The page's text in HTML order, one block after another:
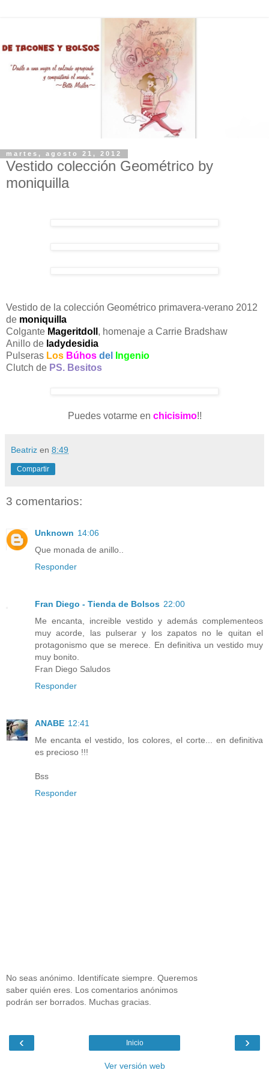
martes, agosto 21, 2012
Vestido colección Geométrico by
moniquilla
Vestido de la colección Geométrico primavera-verano 2012
de moniquilla
Colgante Mageritdoll , homenaje a Carrie Bradshaw
Anillo de ladydesidia
Pulseras Los Búhos del
Ingenio
Clutch de PS. Besitos
Puedes votarme en chicisimo!!
Beatriz en 8:49
Compartir
3 comentarios:
Unknown 14:06
Que monada de anillo..
Responder
Fran Diego - Tienda de Bolsos 22:00
Me encanta, increible vestido y además complementeos
muy acorde, las pulserar y los zapatos no le quitan el
protagonismo que se merece. En definitiva un vestido muy
muy bonito.
Fran Diego Saludos
Responder
ANABE 12:41
Me encanta el vestido, los colores, el corte... en definitiva
es precioso !!!
Bss
Responder
No seas anónimo. Identifícate siempre. Queremos
saber quién eres. Los comentarios anónimos
podrán ser borrados. Muchas gracias.
‹ ›
Inicio
Ver versión web